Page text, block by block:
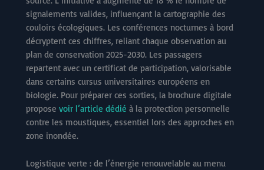
signalements valides, influençant la cartographie des
couloirs écologiques. Les conférences nocturnes à bord
décryptent ces chiffres, reliant chaque observation au
plan de conservation 2025-2030. Les passagers
repartent avec un certificat de participation, valorisable
dans certains cursus universitaires européens en
biologie. Pour préparer ces sorties, la brochure digitale
propose voir l’article dédié à la protection personnelle
contre les moustiques, essentiel lors des approches en
zone inondée.
Logistique verte : de l’énergie renouvelable au menu